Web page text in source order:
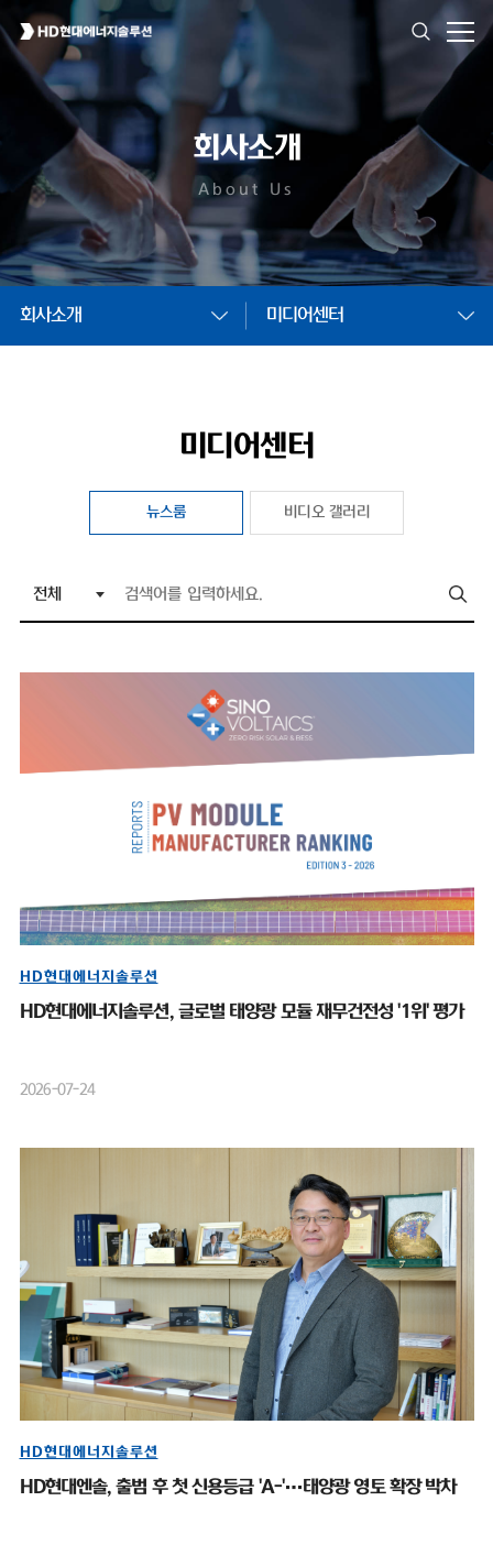
회사소개
About Us
회사소개 미디어센터
미디어센터
뉴스룸 비디오 갤러리
HD현대에너지솔루션
HD현대에너지솔루션, 글로벌 태양광 모듈 재무건전성 '1위' 평가
2026-07-24
HD현대에너지솔루션
HD현대엔솔, 출범 후 첫 신용등급 'A-'…태양광 영토 확장 박차